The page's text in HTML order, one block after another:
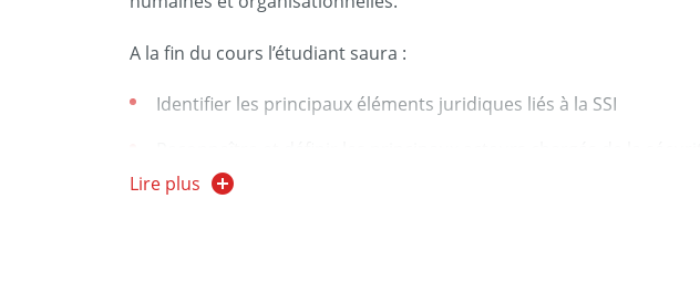
A la fin du cours l’étudiant saura :
Identifier les principaux éléments juridiques liés à la SSI
l’intérieur et autour d’une entreprise, ainsi que les difficultés
Lire plus